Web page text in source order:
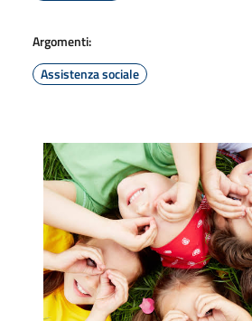
Argomenti:
Assistenza sociale